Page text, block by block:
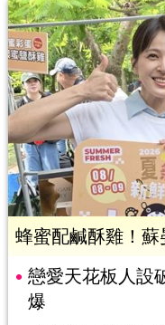
蜂蜜配鹹酥雞！
戀愛天花板人設
爆